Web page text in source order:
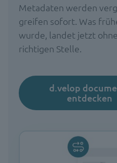
Metadaten werden
greifen sofort. Was
wurde, landet jetzt
richtigen Stelle.
d.velop
entdecken